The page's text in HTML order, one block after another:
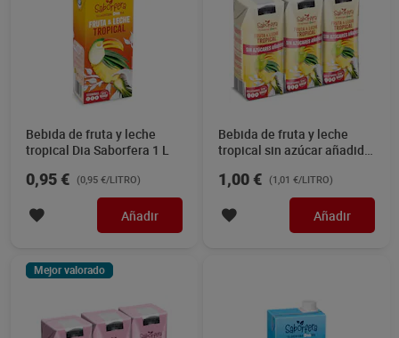
Bebida de fruta y leche
tropical Dia Saborfera 1 L
0,95 € (0,95 €/LITRO)
Añadir
Bebida de fruta y leche
tropical sin azúcar añadido
1,00 € (1,01 €/LITRO)
Añadir
Mejor valorado